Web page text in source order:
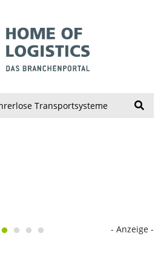
- Anzeige -